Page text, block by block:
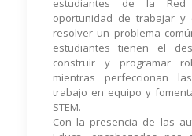
estudiantes de la Red
oportunidad de trabajar y
resolver un problema
estudiantes tienen el
construir y programar
mientras perfeccionan
trabajo en equipo y
STEM.
Con la presencia de las